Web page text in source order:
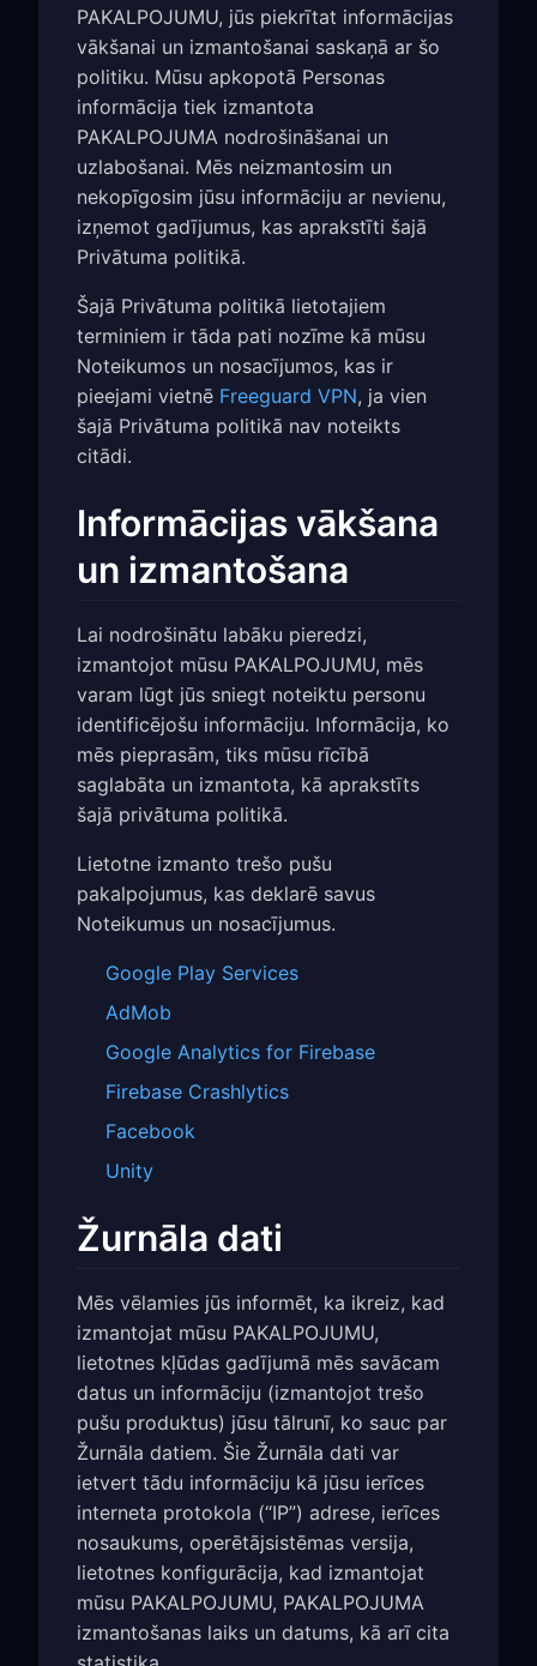
PAKALPOJUMU, jūs piekrītat informācijas
vākšanai un izmantošanai saskaņā ar šo
politiku. Mūsu apkopotā Personas
informācija tiek izmantota
PAKALPOJUMA nodrošināšanai un
uzlabošanai. Mēs neizmantosim un
nekopīgosim jūsu informāciju ar nevienu,
izņemot gadījumus, kas aprakstīti šajā
Privātuma politikā.
Šajā Privātuma politikā lietotajiem
terminiem ir tāda pati nozīme kā mūsu
Noteikumos un nosacījumos, kas ir
pieejami vietnē Freeguard VPN, ja vien
šajā Privātuma politikā nav noteikts
citādi.
Informācijas vākšana
un izmantošana
Lai nodrošinātu labāku pieredzi,
izmantojot mūsu PAKALPOJUMU, mēs
varam lūgt jūs sniegt noteiktu personu
identificējošu informāciju. Informācija, ko
mēs pieprasām, tiks mūsu rīcībā
saglabāta un izmantota, kā aprakstīts
šajā privātuma politikā.
Lietotne izmanto trešo pušu
pakalpojumus, kas deklarē savus
Noteikumus un nosacījumus.
Google Play Services
AdMob
Google Analytics for Firebase
Firebase Crashlytics
Facebook
Unity
Žurnāla dati
Mēs vēlamies jūs informēt, ka ikreiz, kad
izmantojat mūsu PAKALPOJUMU,
lietotnes kļūdas gadījumā mēs savācam
datus un informāciju (izmantojot trešo
pušu produktus) jūsu tālrunī, ko sauc par
Žurnāla datiem. Šie Žurnāla dati var
ietvert tādu informāciju kā jūsu ierīces
interneta protokola (“IP”) adrese, ierīces
nosaukums, operētājsistēmas versija,
lietotnes konfigurācija, kad izmantojat
mūsu PAKALPOJUMU, PAKALPOJUMA
izmantošanas laiks un datums, kā arī cita